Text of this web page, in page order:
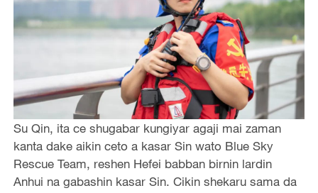
Su Qin, ita ce shugabar kungiyar agaji mai zaman
kanta dake aikin ceto a kasar Sin wato Blue Sky
Rescue Team, reshen Hefei babban birnin lardin
Anhui na gabashin kasar Sin. Cikin shekaru sama da